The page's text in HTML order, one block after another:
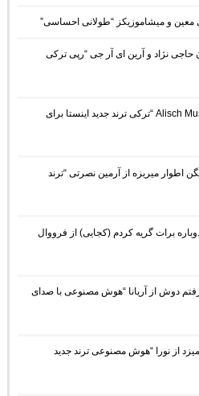
حاجی نژاد و آرین ای آر جی “رپی ترکی
دانلود آهنگ Havası Yeter از Alisch Music “ترکی ترند جدید اینستا برای
اﻃﻮار ﻣﻴﺮﻳﺰه از آرمین نصرتی “ترند
برات گریه کردم (کجایی) از فرووال
دوش از آریانا “هوش مصنوعی با صدای
از نورا “هوش مصنوعی ترند جدید